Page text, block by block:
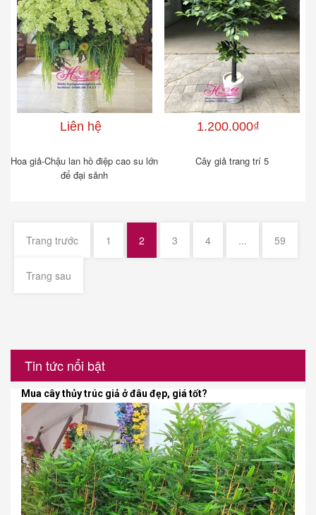
Liên hệ
Hoa giả-Chậu lan hồ điệp cao su lớn
để đại sảnh
1.200.000₫
Cây giả trang trí 5
Trang trước 1 2 3 4 ... 59
Trang sau
Tin tức nổi bật
Mua cây thủy trúc giả ở đâu đẹp, giá tốt?